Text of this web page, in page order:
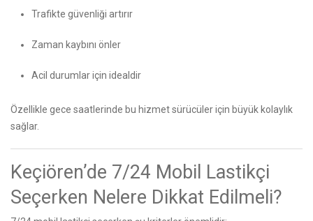
Trafikte güvenliği artırır
Zaman kaybını önler
Acil durumlar için idealdir
Özellikle gece saatlerinde bu hizmet sürücüler için büyük kolaylık
sağlar.
Keçiören’de 7/24 Mobil Lastikçi
Seçerken Nelere Dikkat Edilmeli?